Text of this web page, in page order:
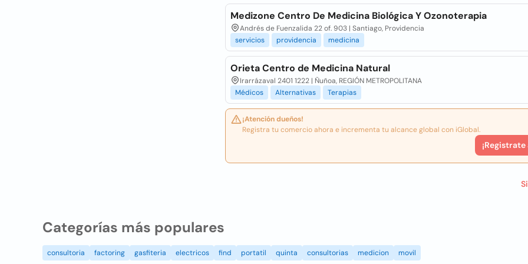
Medizone Centro De Medicina Biológica Y Ozonoterapia
Andrés de Fuenzalida 22 of. 903 | Santiago, Providencia
servicios
providencia medicina
Orieta Centro de Medicina Natural
Irarrázaval 2401 1222 | Ñuñoa, REGIÓN METROPOLITANA
Médicos
Alternativas Terapias
¡Atención dueños!
Registra tu comercio ahora e incrementa tu alcance global con iGlobal.
¡Registrate
Categorías más populares
consultoria factoring gasfiteria electricos find portatil quinta consultorias medicion movil